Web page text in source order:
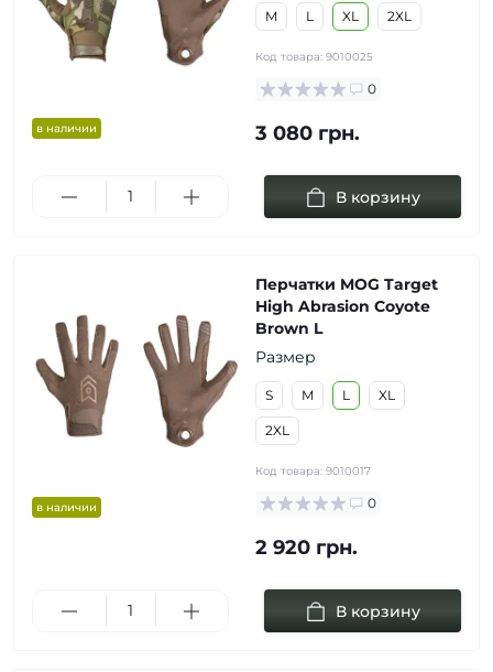
в наличии
M L XL 2XL
Код товара: 9010025
0
3 080 грн.
В корзину
в наличии
Перчатки MOG Target
High Abrasion Coyote
Brown L
Размер
S M L XL
2XL
Код товара: 9010017
0
2 920 грн.
В корзину